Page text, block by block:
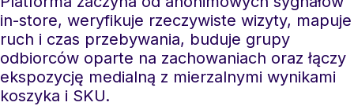
in-store, weryfikuje rzeczywiste wizyty, mapuje
ruch i czas przebywania, buduje grupy
odbiorców oparte na zachowaniach oraz łączy
ekspozycję medialną z mierzalnymi wynikami
koszyka i SKU.